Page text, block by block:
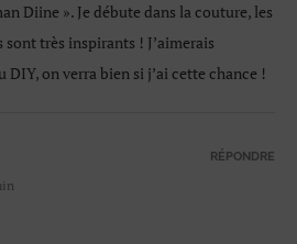
Diine ». Je débute dans la couture, les
très inspirants ! J’aimerais
DIY, on verra bien si j’ai cette chance !
RÉPONDRE